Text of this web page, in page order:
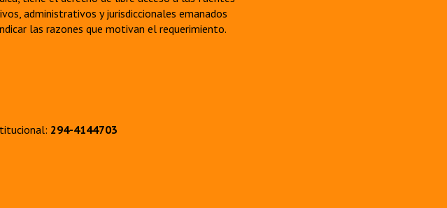
administrativos y jurisdiccionales emanados
las razones que motivan el requerimiento.
294-4144703